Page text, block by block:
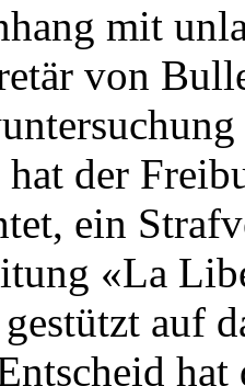
mit
von
hat der
ein
«La
auf